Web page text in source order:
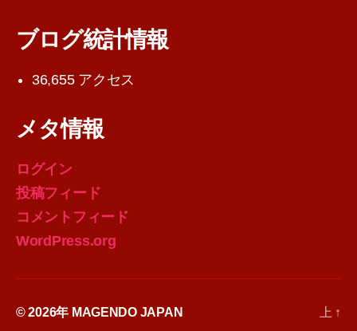
ブログ統計情報
36,655 アクセス
メタ情報
ログイン
投稿フィード
コメントフィード
WordPress.org
© 2026年 MAGENDO JAPAN 上 ↑